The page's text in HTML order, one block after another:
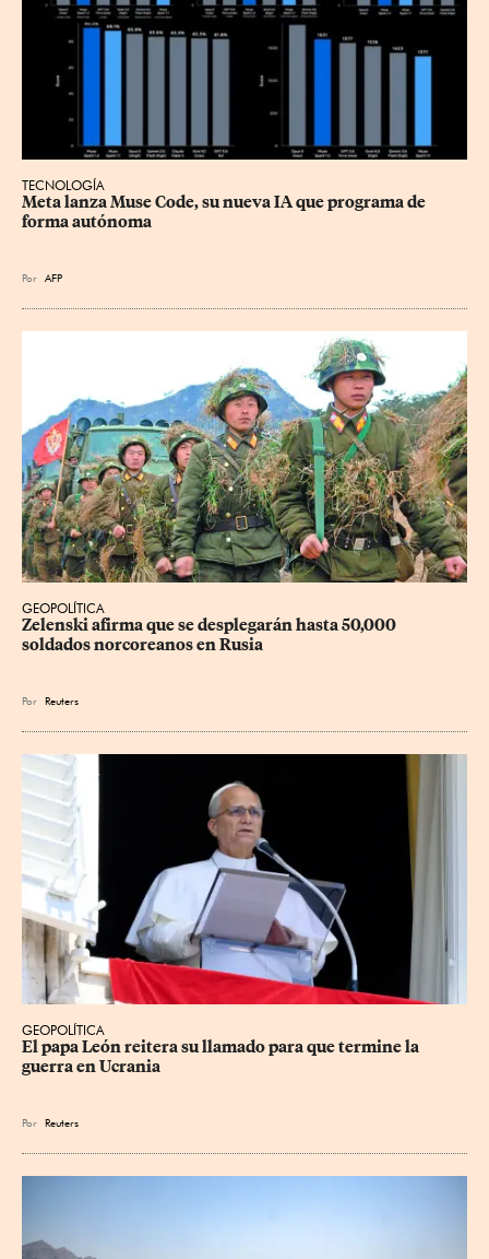
TECNOLOGÍA
Meta lanza Muse Code, su nueva IA que programa de
forma autónoma
Por AFP
GEOPOLÍTICA
Zelenski afirma que se desplegarán hasta 50,000
soldados norcoreanos en Rusia
Por Reuters
GEOPOLÍTICA
El papa León reitera su llamado para que termine la
guerra en Ucrania
Por Reuters